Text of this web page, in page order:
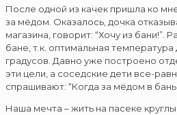
После одной из качек пришла ко
за мёдом. Оказалось, дочка
магазина, говорит: “Хочу из бани!”.
бане, т.к. оптимальная
градусов. Давно уже построено
эти цели, а соседские дети все-
спрашивают: “Когда за мёдом в
Наша мечта – жить на пасеке